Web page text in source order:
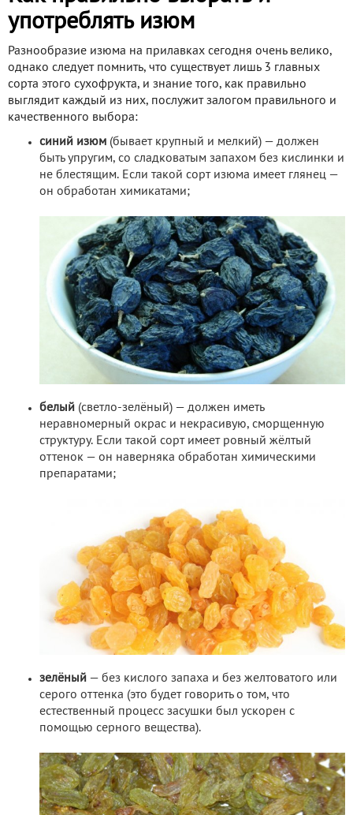
употреблять изюм
Разнообразие изюма на прилавках сегодня очень велико,
однако следует помнить, что существует лишь 3 главных
сорта этого сухофрукта, и знание того, как правильно
выглядит каждый из них, послужит залогом правильного и
качественного выбора:
синий изюм (бывает крупный и мелкий) — должен
быть упругим, со сладковатым запахом без кислинки и
не блестящим. Если такой сорт изюма имеет глянец —
он обработан химикатами;
белый (светло-зелёный) — должен иметь
неравномерный окрас и некрасивую, сморщенную
структуру. Если такой сорт имеет ровный жёлтый
оттенок — он наверняка обработан химическими
препаратами;
зелёный — без кислого запаха и без желтоватого или
серого оттенка (это будет говорить о том, что
естественный процесс засушки был ускорен с
помощью серного вещества).